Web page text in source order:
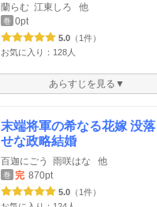
蘭らむ 江東しろ 他
巻 0pt
5.0 （1件）
お気に入り：128人
あらすじを見る▼
末端将軍の希なる花嫁 没
せな政略結婚
百迦にごう 雨咲はな 他
巻 完 870pt
5.0 （1件）